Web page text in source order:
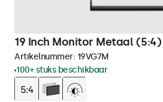
19 Inch Monitor Metaal (5:4)
Artikelnummer: 19VG7M
100+ stuks beschikbaar